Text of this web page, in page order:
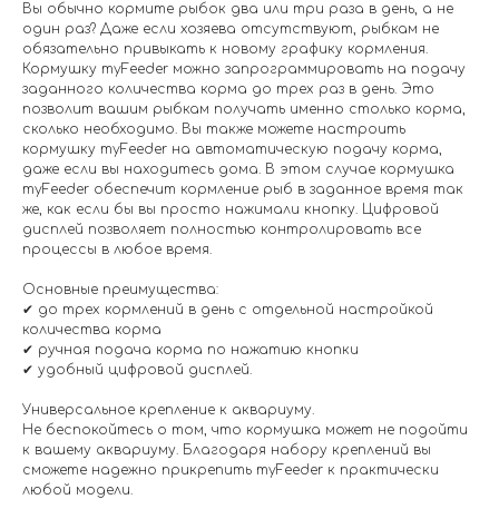
Вы обычно кормите рыбок два или три раза в день, а не
один раз? Даже если хозяева отсутствуют, рыбкам не
обязательно привыкать к новому графику кормления.
Кормушку myFeeder можно запрограммировать на подачу
заданного количества корма до трех раз в день. Это
позволит вашим рыбкам получать именно столько корма,
сколько необходимо. Вы также можете настроить
кормушку myFeeder на автоматическую подачу корма,
даже если вы находитесь дома. В этом случае кормушка
myFeeder обеспечит кормление рыб в заданное время так
же, как если бы вы просто нажимали кнопку. Цифровой
дисплей позволяет полностью контролировать все
процессы в любое время.
Основные преимущества:
✔ до трех кормлений в день с отдельной настройкой
количества корма
✔ ручная подача корма по нажатию кнопки
✔ удобный цифровой дисплей.
Универсальное крепление к аквариуму.
Не беспокойтесь о том, что кормушка может не подойти
к вашему аквариуму. Благодаря набору креплений вы
сможете надежно прикрепить myFeeder к практически
любой модели.